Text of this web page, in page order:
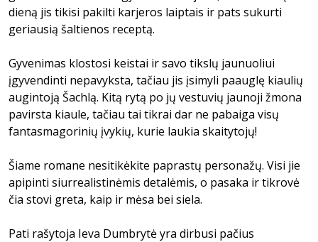
dieną jis tikisi pakilti karjeros laiptais ir pats sukurti
geriausią šaltienos receptą.
Gyvenimas klostosi keistai ir savo tikslų jaunuoliui
įgyvendinti nepavyksta, tačiau jis įsimyli paauglę kiaulių
augintoją Šachlą. Kitą rytą po jų vestuvių jaunoji žmona
pavirsta kiaule, tačiau tai tikrai dar ne pabaiga visų
fantasmagorinių įvykių, kurie laukia skaitytojų!
Šiame romane nesitikėkite paprastų personažų. Visi jie
apipinti siurrealistinėmis detalėmis, o pasaka ir tikrovė
čia stovi greta, kaip ir mėsa bei siela.
Pati rašytoja Ieva Dumbrytė yra dirbusi pačius